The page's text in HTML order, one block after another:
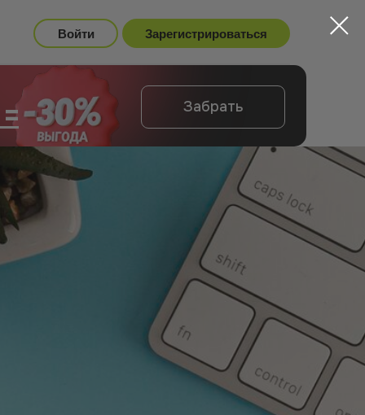
Войти Зарегистрироваться
Забрать